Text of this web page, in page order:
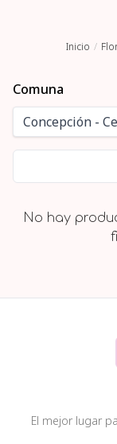
Inicio
Comuna
No hay
El mejor lugar